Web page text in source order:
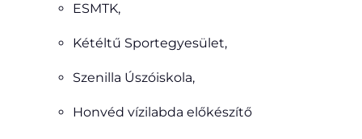
ESMTK,
Kétéltű Sportegyesület,
Szenilla Úszóiskola,
Honvéd vízilabda előkészítő